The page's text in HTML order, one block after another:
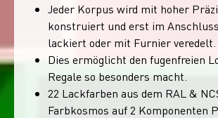
Jeder Korpus wird mit hoher
konstruiert und erst im
lackiert oder mit Furnier veredelt.
Dies ermöglicht den fugenfreien
Regale so besonders macht.
22 Lackfarben aus dem RAL &
Farbkosmos auf 2 Komponenten